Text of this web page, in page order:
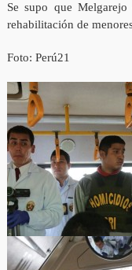
Se supo que
rehabilitación de
Foto: Perú21